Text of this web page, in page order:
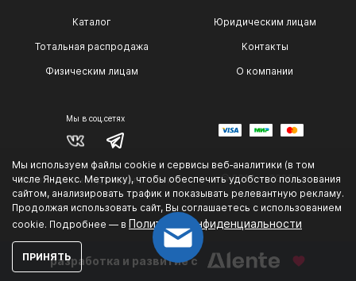
Мы используем файлы cookie и сервисы веб‑аналитики (в том
числе Яндекс. Метрику), чтобы обеспечить удобство пользования
сайтом, анализировать трафик и показывать релевантную рекламу.
Продолжая использовать сайт, Вы соглашаетесь с использованием
cookie. Подробнее — в Политике конфиденциальности
ПРИНЯТЬ
Каталог
Тотальная распродажа
Физическим лицам
Юридическим лицам
Контакты
О компании
Мы в соц.сетях
Политика конфиденциальности © 2014 — 2026 г.
.
разработка и развитие с